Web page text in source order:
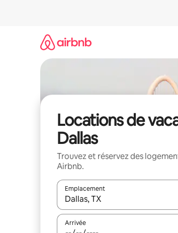
Locations de
Dallas
Trouvez et réservez des
Airbnb.
Emplacement
Quand les résultats sont affichés,
Arrivée